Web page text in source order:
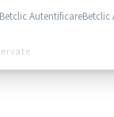
Betclic AutentificareBetclic